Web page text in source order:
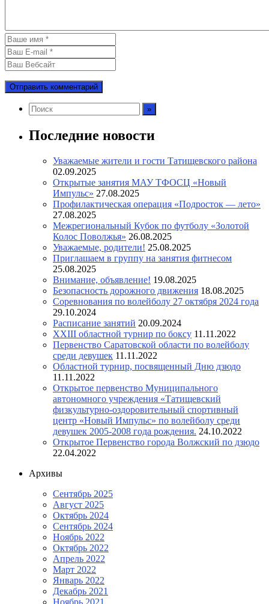
Последние новости
Уважаемые жители и гости Татищевского района
02.09.2025
Открытые занятия МАУ ТФОСЦ «Новый
Импульс» 27.08.2025
Профилактическая операция «Подросток — лето»
27.08.2025
Межрегиональный Кубок по футболу «Золотой
Колос Поволжья» 26.08.2025
Уважаемые, родители! 25.08.2025
Приглашаем в группу на занятия фитнесом
25.08.2025
Внимание, объявление! 19.08.2025
Безопасность дорожного движения 18.08.2025
Соревнования по волейболу 27 октября 2024 года
29.10.2024
Расписание занятий 20.09.2024
XXIII областной турнир по боксу 11.11.2022
Первенство Саратовской области по волейболу
среди девушек 11.11.2022
Областной турнир, посвященный Дню дзюдо
11.11.2022
Открытое первенство Муниципального
автономного учреждения «Татищевский
физкультурно-оздоровительный спортивный
центр «Новый Импульс» по волейболу среди
девушек 2005-2008 года рождения. 24.10.2022
Открытое Первенство города Волжский по дзюдо
22.04.2022
Архивы
Сентябрь 2025
Август 2025
Октябрь 2024
Сентябрь 2024
Ноябрь 2022
Октябрь 2022
Апрель 2022
Март 2022
Январь 2022
Декабрь 2021
Ноябрь 2021